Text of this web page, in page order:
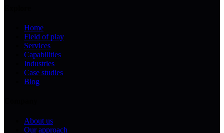
Home
Field of play
Services
Capabilities
Industries
Case studies
Blog
About us
Our approach